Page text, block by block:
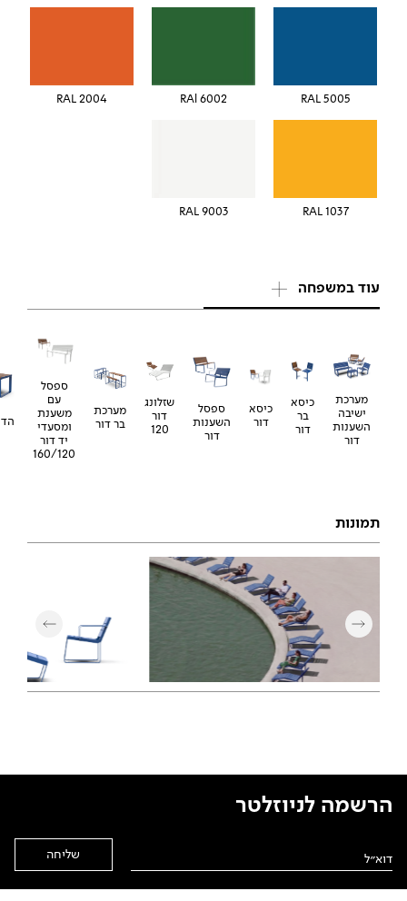
RAL 5005
RAl 6002
RAL 2004
RAL 1037
RAL 9003
עוד במשפחה
מערכת
ישיבה
השענות
דור
כיסא
בר
דור
כיסא
דור
ספסל
השענות
דור
שזלונג
דור
120
מערכת
בר דור
ספסל
עם
משענת
ומסעדי
יד דור
160/120
תמונות
הרשמה לניוזלטר